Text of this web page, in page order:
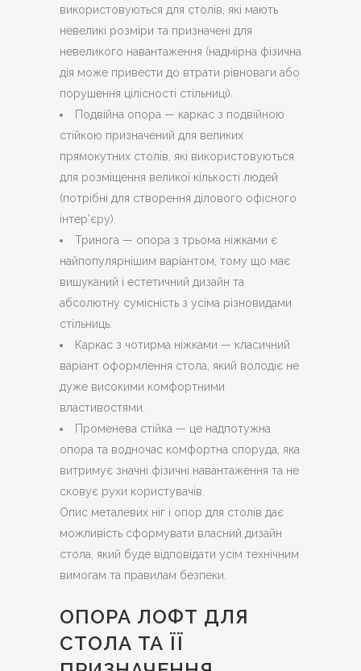
використовуються для столів, які мають
невеликі розміри та призначені для
невеликого навантаження (надмірна фізична
дія може привести до втрати рівноваги або
порушення цілісності стільниці).
Подвійна опора — каркас з подвійною
стійкою призначений для великих
прямокутних столів, які використовуються
для розміщення великої кількості людей
(потрібні для створення ділового офісного
інтер’єру).
Тринога — опора з трьома ніжками є
найпопулярнішим варіантом, тому що має
вишуканий і естетичний дизайн та
абсолютну сумісність з усіма різновидами
стільниць.
Каркас з чотирма ніжками — класичний
варіант оформлення стола, який володіє не
дуже високими комфортними
властивостями.
Променева стійка — це надпотужна
опора та водночас комфортна споруда, яка
витримує значні фізичні навантаження та не
сковує рухи користувачів.
Опис металевих ніг і опор для столів дає
можливість сформувати власний дизайн
стола, який буде відповідати усім технічним
вимогам та правилам безпеки.
ОПОРА ЛОФТ ДЛЯ
СТОЛА ТА ЇЇ